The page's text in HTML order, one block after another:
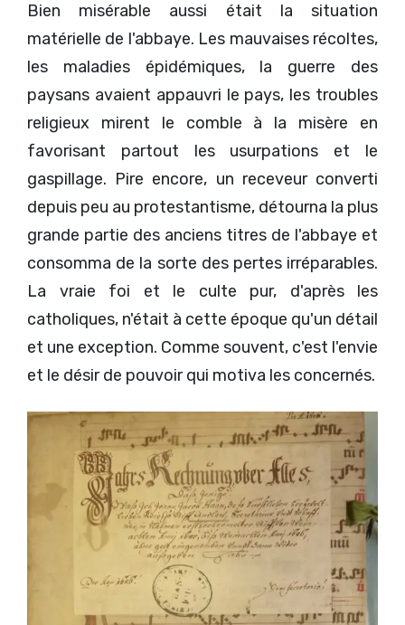
Bien misérable aussi était la situation
matérielle de l'abbaye. Les mauvaises récoltes,
les maladies épidémiques, la guerre des
paysans avaient appauvri le pays, les troubles
religieux mirent le comble à la misère en
favorisant partout les usurpations et le
gaspillage. Pire encore, un receveur converti
depuis peu au protestantisme, détourna la plus
grande partie des anciens titres de l'abbaye et
consomma de la sorte des pertes irréparables.
La vraie foi et le culte pur, d'après les
catholiques, n'était à cette époque qu'un détail
et une exception. Comme souvent, c'est l'envie
et le désir de pouvoir qui motiva les concernés.